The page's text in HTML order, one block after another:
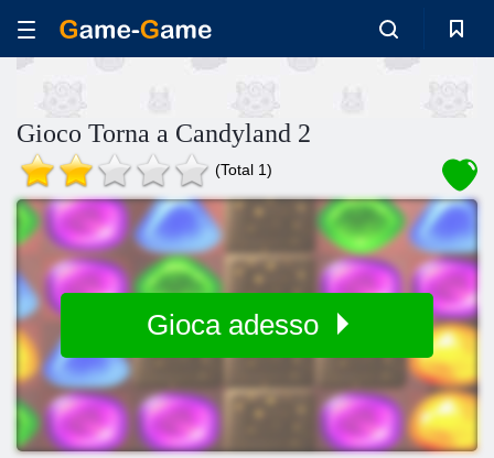
Gioco Torna a Candyland 2
(Total 1)
Gioca adesso